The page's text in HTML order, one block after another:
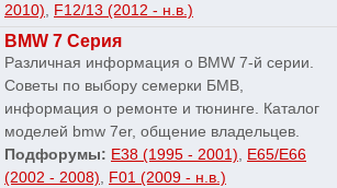
2010), F12/13 (2012 - н.в.)
BMW 7 Серия
Различная информация о BMW 7-й серии.
Советы по выбору семерки БМВ,
информация о ремонте и тюнинге. Каталог
моделей bmw 7er, общение владельцев.
Подфорумы: E38 (1995 - 2001), E65/E66
(2002 - 2008), F01 (2009 - н.в.)